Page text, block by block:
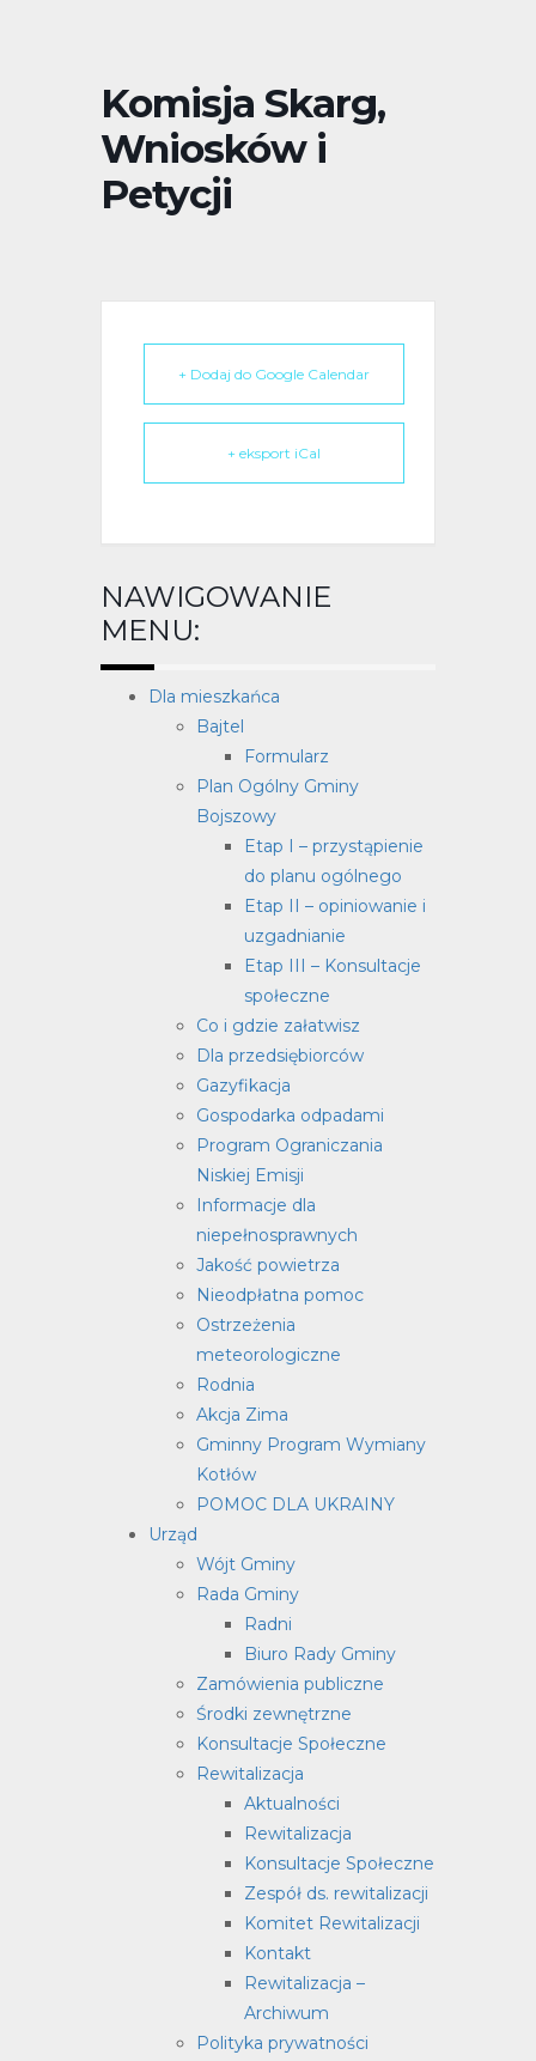
Komisja Skarg,
Wniosków i
Petycji
+ Dodaj do Google Calendar
+ eksport iCal
NAWIGOWANIE
MENU:
Dla mieszkańca
Bajtel
Formularz
Plan Ogólny Gminy
Bojszowy
Etap I – przystąpienie
do planu ogólnego
Etap II – opiniowanie i
uzgadnianie
Etap III – Konsultacje
społeczne
Co i gdzie załatwisz
Dla przedsiębiorców
Gazyfikacja
Gospodarka odpadami
Program Ograniczania
Niskiej Emisji
Informacje dla
niepełnosprawnych
Jakość powietrza
Nieodpłatna pomoc
Ostrzeżenia
meteorologiczne
Rodnia
Akcja Zima
Gminny Program Wymiany
Kotłów
POMOC DLA UKRAINY
Urząd
Wójt Gminy
Rada Gminy
Radni
Biuro Rady Gminy
Zamówienia publiczne
Środki zewnętrzne
Konsultacje Społeczne
Rewitalizacja
Aktualności
Rewitalizacja
Konsultacje Społeczne
Zespół ds. rewitalizacji
Komitet Rewitalizacji
Kontakt
Rewitalizacja –
Archiwum
Polityka prywatności